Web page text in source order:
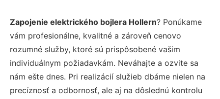
Zapojenie elektrického bojlera Hollern? Ponúkame
vám profesionálne, kvalitné a zároveň cenovo
rozumné služby, ktoré sú prispôsobené vašim
individuálnym požiadavkám. Neváhajte a ozvite sa
nám ešte dnes. Pri realizácií služieb dbáme nielen na
precíznosť a odbornosť, ale aj na dôslednú kontrolu